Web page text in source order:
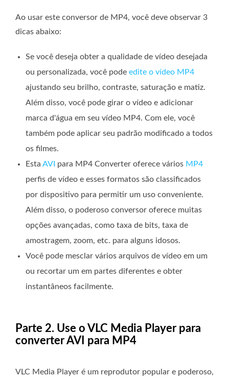
Ao usar este conversor de MP4, você deve observar 3
dicas abaixo:
Se você deseja obter a qualidade de vídeo desejada
ou personalizada, você pode edite o vídeo MP4
ajustando seu brilho, contraste, saturação e matiz.
Além disso, você pode girar o vídeo e adicionar
marca d'água em seu vídeo MP4. Com ele, você
também pode aplicar seu padrão modificado a todos
os filmes.
Esta AVI para MP4 Converter oferece vários MP4
perfis de vídeo e esses formatos são classificados
por dispositivo para permitir um uso conveniente.
Além disso, o poderoso conversor oferece muitas
opções avançadas, como taxa de bits, taxa de
amostragem, zoom, etc. para alguns idosos.
Você pode mesclar vários arquivos de vídeo em um
ou recortar um em partes diferentes e obter
instantâneos facilmente.
Parte 2. Use o VLC Media Player para
converter AVI para MP4
VLC Media Player é um reprodutor popular e poderoso,